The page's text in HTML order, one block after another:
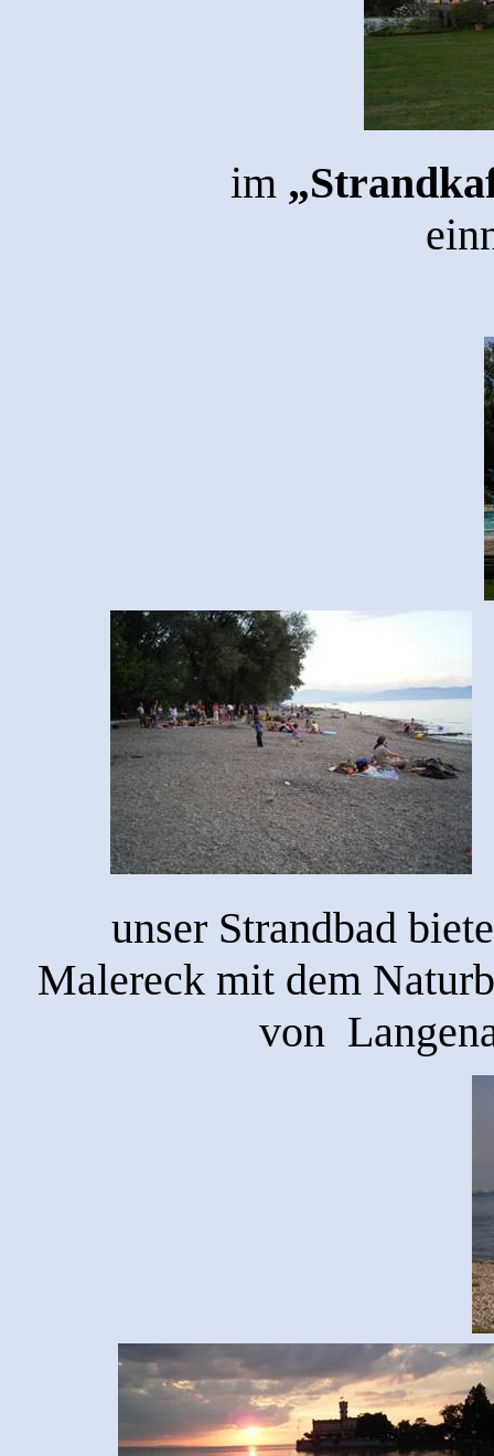
im
unser Strandbad
Malereck mit dem
von